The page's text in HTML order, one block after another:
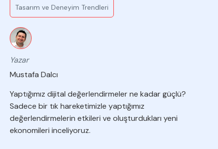
Yazar
Mustafa Dalcı
Tasarım ve Deneyim Trendleri
Yaptığımız dijital değerlendirmeler ne kadar güçlü?
Sadece bir tık hareketimizle yaptığımız
değerlendirmelerin etkileri ve oluşturdukları yeni
ekonomileri inceliyoruz.